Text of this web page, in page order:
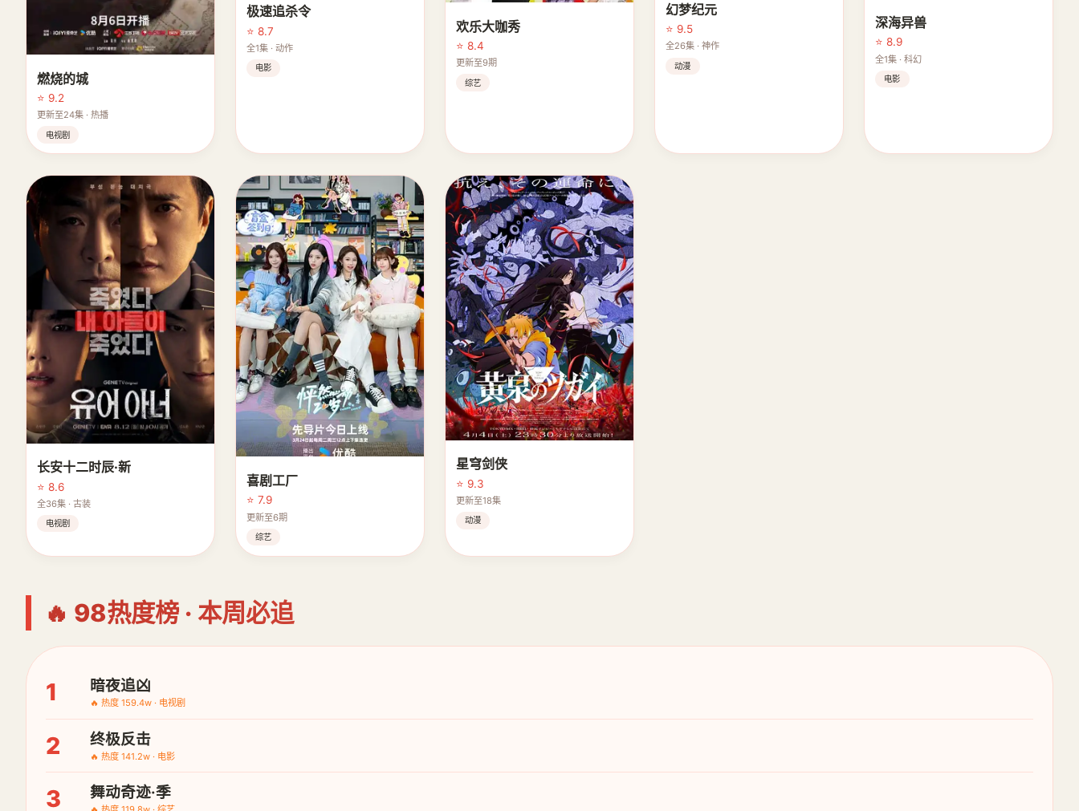
燃烧的城
⭐ 9.2
更新至24集 · 热播
电视剧
极速追杀令
⭐ 8.7
全1集 · 动作
电影
欢乐大咖秀
⭐ 8.4
更新至9期
综艺
幻梦纪元
⭐ 9.5
全26集 · 神作
动漫
深海异兽
⭐ 8.9
全1集 · 科幻
电影
长安十二时辰·新
⭐ 8.6
全36集 · 古装
电视剧
喜剧工厂
⭐ 7.9
更新至6期
综艺
星穹剑侠
⭐ 9.3
更新至18集
动漫
🔥 98热度榜 · 本周必追
1 暗夜追凶
🔥 热度 159.4w · 电视剧
2 终极反击
🔥 热度 141.2w · 电影
3 舞动奇迹·季